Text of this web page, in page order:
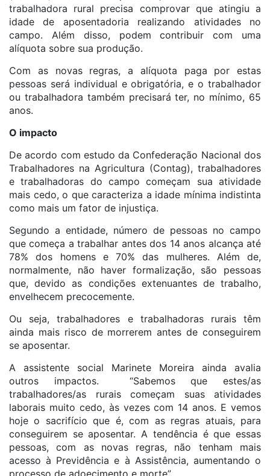
trabalhadora rural precisa comprovar que atingiu a
idade de aposentadoria realizando atividades no
campo. Além disso, podem contribuir com uma
alíquota sobre sua produção.
Com as novas regras, a alíquota paga por estas
pessoas será individual e obrigatória, e o trabalhador
ou trabalhadora também precisará ter, no mínimo, 65
anos.
O impacto
De acordo com estudo da Confederação Nacional dos
Trabalhadores na Agricultura (Contag), trabalhadores
e trabalhadoras do campo começam sua atividade
mais cedo, o que caracteriza a idade mínima indistinta
como mais um fator de injustiça.
Segundo a entidade, número de pessoas no campo
que começa a trabalhar antes dos 14 anos alcança até
78% dos homens e 70% das mulheres. Além de,
normalmente, não haver formalização, são pessoas
que, devido as condições extenuantes de trabalho,
envelhecem precocemente.
Ou seja, trabalhadores e trabalhadoras rurais têm
ainda mais risco de morrerem antes de conseguirem
se aposentar.
A assistente social Marinete Moreira ainda avalia
outros impactos. “Sabemos que estes/as
trabalhadores/as rurais começam suas atividades
laborais muito cedo, às vezes com 14 anos. E vemos
hoje o sacrifício que é, com as regras atuais, para
conseguirem se aposentar. A tendência é que essas
pessoas, com as novas regras, não tenham mais
acesso à Previdência e à Assistência, aumentando o
processo de adoecimento e morte”.